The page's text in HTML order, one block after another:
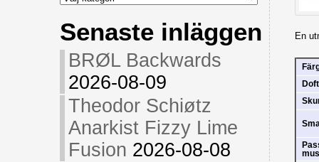
Senaste inläggen
BRØL Backwards
2026-08-09
Theodor Schiøtz
Anarkist Fizzy Lime
Fusion 2026-08-08
En
Doft